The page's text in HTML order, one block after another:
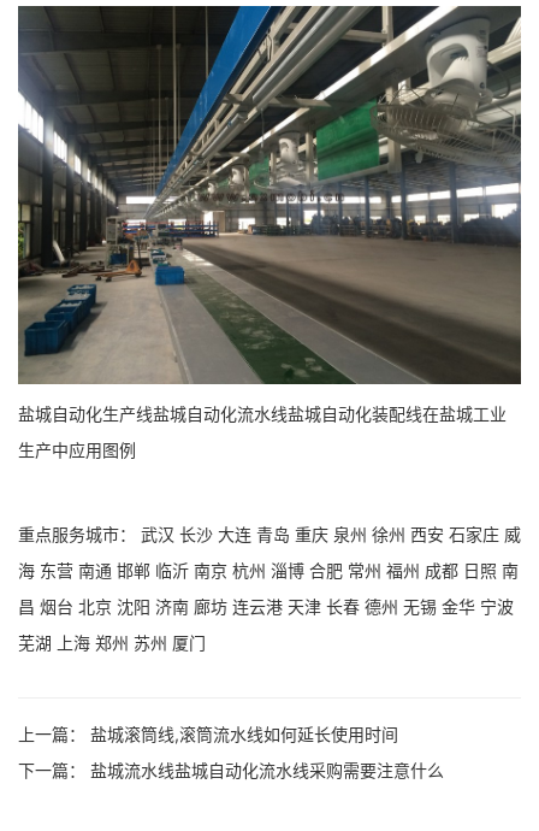
盐城自动化生产线盐城自动化流水线盐城自动化装配线在盐城工业
生产中应用图例
重点服务城市： 武汉 长沙 大连 青岛 重庆 泉州 徐州 西安 石家庄 威
海 东营 南通 邯郸 临沂 南京 杭州 淄博 合肥 常州 福州 成都 日照 南
昌 烟台 北京 沈阳 济南 廊坊 连云港 天津 长春 德州 无锡 金华 宁波
芜湖
上海 郑州 苏州 厦门
上一篇： 盐城滚筒线,滚筒流水线如何延长使用时间
下一篇： 盐城流水线盐城自动化流水线采购需要注意什么